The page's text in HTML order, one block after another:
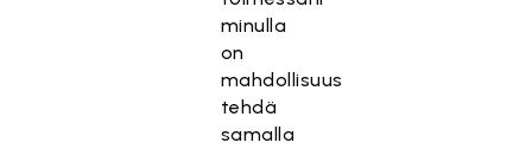
minulla
on
mahdollisuus
tehdä
samalla